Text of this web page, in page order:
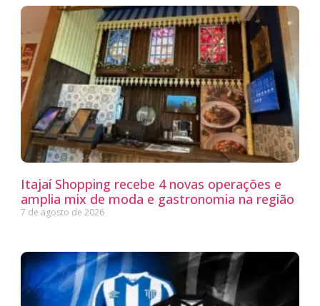
Itajaí Shopping recebe 4 novas operações e
amplia mix de moda e gastronomia na região
7 de agosto de 2026